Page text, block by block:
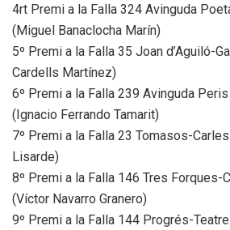
4rt Premi a la Falla 324 Avinguda
(Miguel Banaclocha Marín)
5º Premi a la Falla 35 Joan d’Aguiló-
Cardells Martínez)
6º Premi a la Falla 239 Avinguda
(Ignacio Ferrando Tamarit)
7º Premi a la Falla 23 Tomasos-
Lisarde)
8º Premi a la Falla 146 Tres Forques-
(Víctor Navarro Granero)
9º Premi a la Falla 144 Progrés-